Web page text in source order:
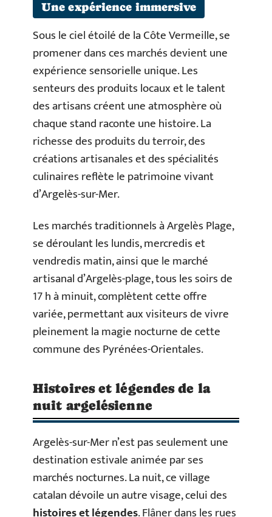
Une expérience immersive
Sous le ciel étoilé de la Côte Vermeille, se
promener dans ces marchés devient une
expérience sensorielle unique. Les
senteurs des produits locaux et le talent
des artisans créent une atmosphère où
chaque stand raconte une histoire. La
richesse des produits du terroir, des
créations artisanales et des spécialités
culinaires reflète le patrimoine vivant
d’Argelès-sur-Mer.
Les marchés traditionnels à Argelès Plage,
se déroulant les lundis, mercredis et
vendredis matin, ainsi que le marché
artisanal d’Argelès-plage, tous les soirs de
17 h à minuit, complètent cette offre
variée, permettant aux visiteurs de vivre
pleinement la magie nocturne de cette
commune des Pyrénées-Orientales.
Histoires et légendes de la
nuit argelésienne
Argelès-sur-Mer n’est pas seulement une
destination estivale animée par ses
marchés nocturnes. La nuit, ce village
catalan dévoile un autre visage, celui des
histoires et légendes. Flâner dans les rues